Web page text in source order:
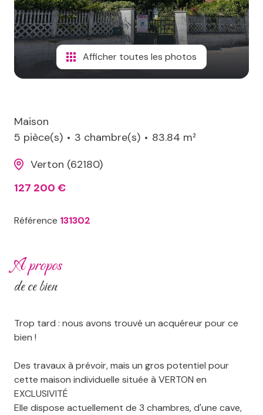
immeubles
Afficher toutes les photos
Maison
5 pièce(s)
3 chambre(s)
83.84 m²
Verton (62180)
127 200 €
Référence 131302
a propos
de ce bien
Trop tard : nous avons trouvé un acquéreur pour ce
bien !
Des travaux à prévoir, mais un gros potentiel pour
cette maison individuelle située à VERTON en
EXCLUSIVITÉ
Elle dispose actuellement de 3 chambres, d'une cave,